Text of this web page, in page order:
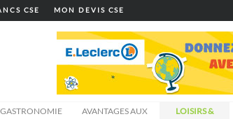
CSE MON DEVIS CSE
GASTRONOMIE
AVANTAGES AUX
LOISIRS &